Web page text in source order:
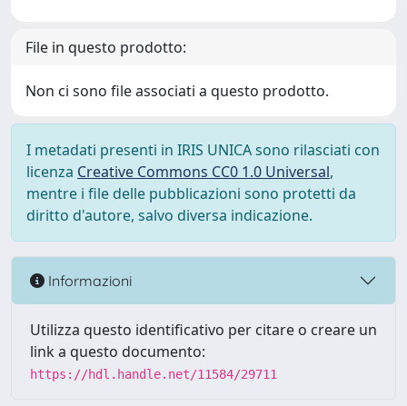
File in questo prodotto:
Non ci sono file associati a questo prodotto.
I metadati presenti in IRIS UNICA sono rilasciati con
licenza Creative Commons CC0 1.0 Universal,
mentre i file delle pubblicazioni sono protetti da
diritto d'autore, salvo diversa indicazione.
Informazioni
Utilizza questo identificativo per citare o creare un
link a questo documento:
https://hdl.handle.net/11584/29711